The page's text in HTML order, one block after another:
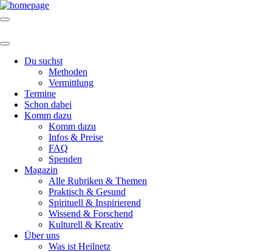
Du suchst
Methoden
Vermittlung
Termine
Schon dabei
Komm dazu
Komm dazu
Infos & Preise
FAQ
Spenden
Magazin
Alle Rubriken & Themen
Praktisch & Gesund
Spirituell & Inspirierend
Wissend & Forschend
Kulturell & Kreativ
Über uns
Was ist Heilnetz